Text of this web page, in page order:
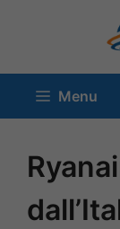
contenuto
Menu